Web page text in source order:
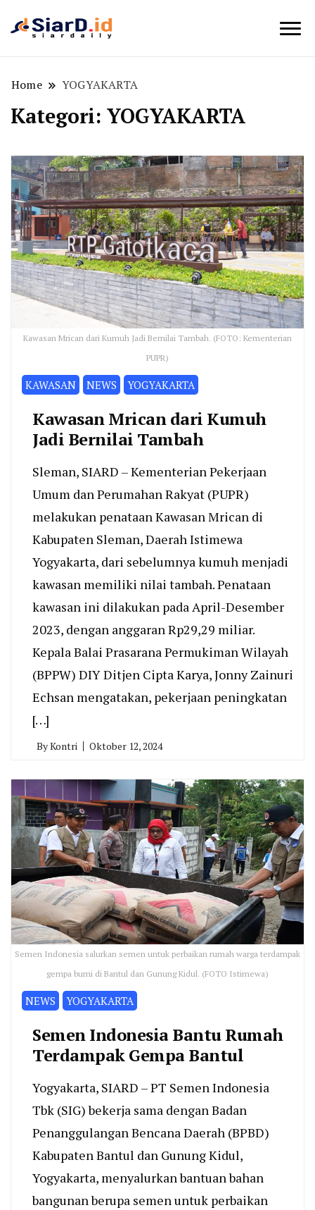
Home YOGYAKARTA
Kategori: YOGYAKARTA
Kawasan Mrican dari Kumuh Jadi Bernilai Tambah. (FOTO: Kementerian
PUPR)
KAWASAN NEWS YOGYAKARTA
Kawasan Mrican dari Kumuh
Jadi Bernilai Tambah
Sleman, SIARD – Kementerian Pekerjaan
Umum dan Perumahan Rakyat (PUPR)
melakukan penataan Kawasan Mrican di
Kabupaten Sleman, Daerah Istimewa
Yogyakarta, dari sebelumnya kumuh menjadi
kawasan memiliki nilai tambah. Penataan
kawasan ini dilakukan pada April-Desember
2023, dengan anggaran Rp29,29 miliar.
Kepala Balai Prasarana Permukiman Wilayah
(BPPW) DIY Ditjen Cipta Karya, Jonny Zainuri
Echsan mengatakan, pekerjaan peningkatan
[…]
ByKontri Oktober 12, 2024
Semen Indonesia salurkan semen untuk perbaikan rumah warga terdampak
gempa bumi di Bantul dan Gunung Kidul. (FOTO Istimewa)
NEWS YOGYAKARTA
Semen Indonesia Bantu Rumah
Terdampak Gempa Bantul
Yogyakarta, SIARD – PT Semen Indonesia
Tbk (SIG) bekerja sama dengan Badan
Penanggulangan Bencana Daerah (BPBD)
Kabupaten Bantul dan Gunung Kidul,
Yogyakarta, menyalurkan bantuan bahan
bangunan berupa semen untuk perbaikan